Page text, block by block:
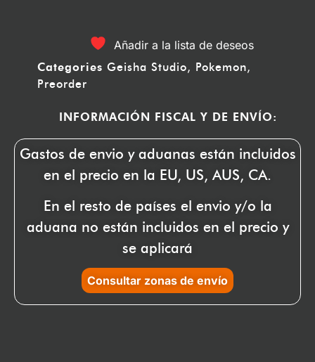
Añadir a la lista de deseos
Categories Geisha Studio, Pokemon,
Preorder
INFORMACIÓN FISCAL Y DE ENVÍO:
Gastos de envio y aduanas están incluidos
en el precio en la EU, US, AUS, CA.
En el resto de países el envio y/o la
aduana no están incluidos en el precio y
se aplicará
Consultar zonas de envío